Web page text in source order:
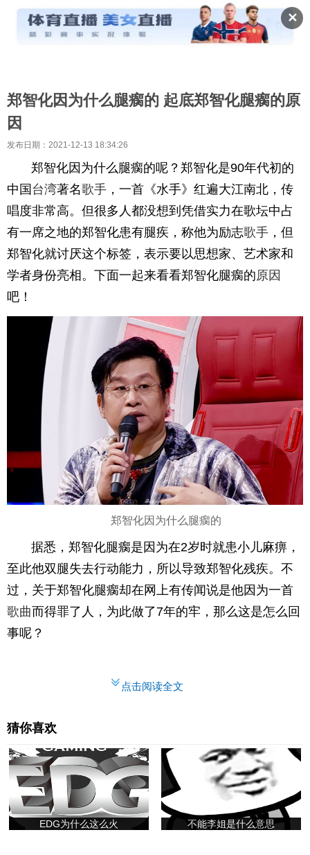
✕
郑智化因为什么腿瘸的 起底郑智化腿瘸的原
因
发布日期：2021-12-13 18:34:26
郑智化因为什么腿瘸的呢？郑智化是90年代初的
中国 台湾著名歌手 ，一首《水手》红遍大江南北，传
唱度非常高。但很多人都没想到凭借实力在歌坛中占
有一席之地的郑智化患有腿疾，称他为励志歌手 ，但
郑智化就讨厌这个标签，表示要以思想家、艺术家和
学者身份亮相。下面一起来看看郑智化腿瘸的原因
吧！
郑智化因为什么腿瘸的
据悉，郑智化腿瘸是因为在2岁时就患小儿麻痹，
至此他双腿失去行动能力，所以导致郑智化残疾。不
过，关于郑智化腿瘸却在网上有传闻说是他因为一首
歌曲而得罪了人，为此做了7年的牢，那么这是怎么回
事呢？
点击阅读全文
猜你喜欢
EDG为什么这么火 不能李姐是什么意思